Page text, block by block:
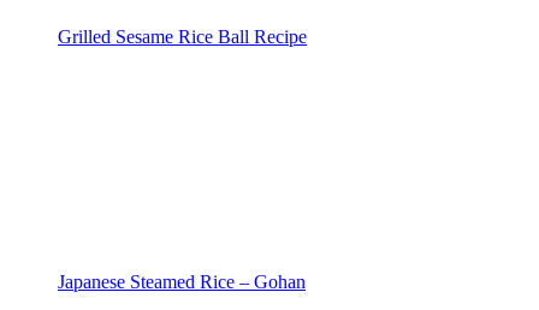
Grilled Sesame Rice Ball Recipe
Japanese Steamed Rice – Gohan